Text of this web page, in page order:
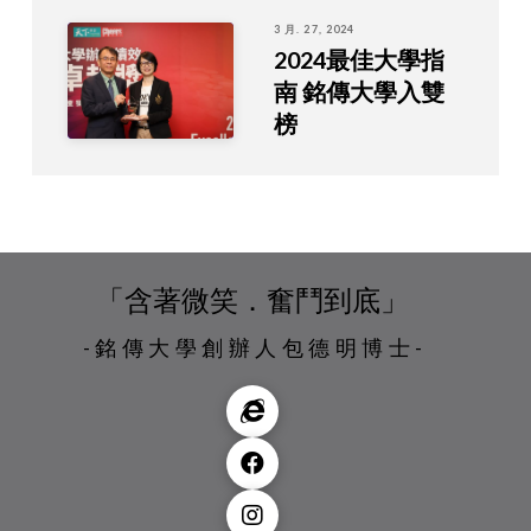
3 月. 27, 2024
2024最佳大學指
南 銘傳大學入雙
榜
「含著微笑．奮鬥到底」
-銘傳大學創辦人包德明博士-